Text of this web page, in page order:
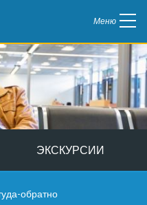
Меню
ЭКСКУРСИИ
обратно